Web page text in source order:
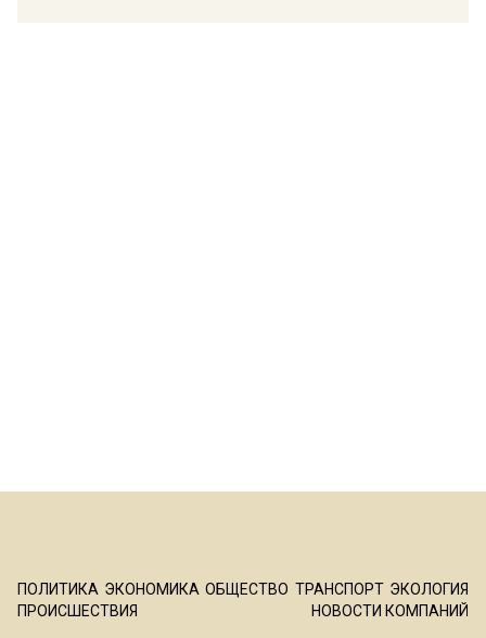
ПОЛИТИКА ЭКОНОМИКА ОБЩЕСТВО ТРАНСПОРТ ЭКОЛОГИЯ
ПРОИСШЕСТВИЯ
НОВОСТИ КОМПАНИЙ